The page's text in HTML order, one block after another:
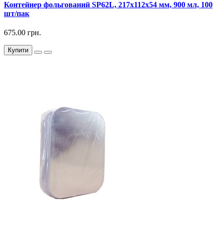
Контейнер фольгований SP62L, 217х112х54 мм, 900 мл, 100
шт/пак
675.00 грн.
Купити